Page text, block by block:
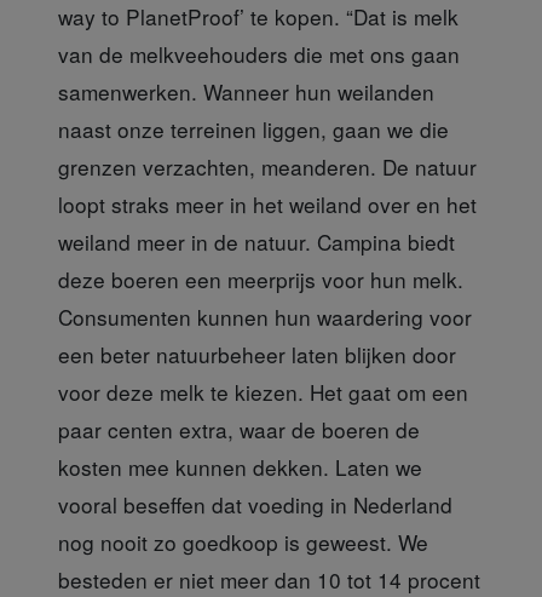
way to PlanetProof’ te kopen. “Dat is melk
van de melkveehouders die met ons gaan
samenwerken. Wanneer hun weilanden
naast onze terreinen liggen, gaan we die
grenzen verzachten, meanderen. De natuur
loopt straks meer in het weiland over en het
weiland meer in de natuur. Campina biedt
deze boeren een meerprijs voor hun melk.
Consumenten kunnen hun waardering voor
een beter natuurbeheer laten blijken door
voor deze melk te kiezen. Het gaat om een
paar centen extra, waar de boeren de
kosten mee kunnen dekken. Laten we
vooral beseffen dat voeding in Nederland
nog nooit zo goedkoop is geweest. We
besteden er niet meer dan 10 tot 14 procent